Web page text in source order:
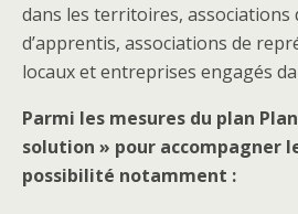
dans les territoires, associations
d’apprentis, associations de
locaux et entreprises engagés
Parmi les mesures du plan
solution » pour accompagner
possibilité notamment :